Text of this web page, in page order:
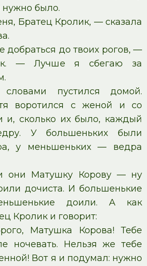
нужно было.
Братец Кролик, — сказала
до твоих рогов, —
— Лучше я сбегаю за
пустился домой.
воротился с женой и со
и, сколько их было, каждый
У большеньких были
у меньшеньких — ведра
они Матушку Корову — ну
дочиста. И большенькие
доили. А как
Кролик и говорит:
Матушка Корова! Тебе
ночевать. Нельзя же тебе
Вот я и подумал: нужно